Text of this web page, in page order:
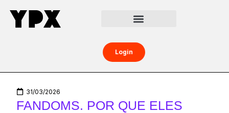
Login
31/03/2026
FANDOMS. POR QUE ELES